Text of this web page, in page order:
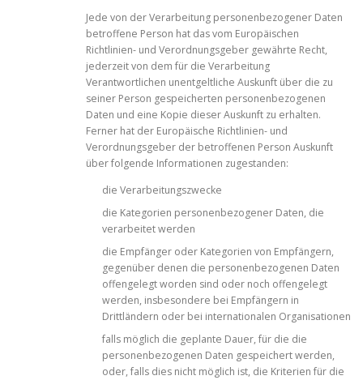
Jede von der Verarbeitung personenbezogener Daten
betroffene Person hat das vom Europäischen
Richtlinien- und Verordnungsgeber gewährte Recht,
jederzeit von dem für die Verarbeitung
Verantwortlichen unentgeltliche Auskunft über die zu
seiner Person gespeicherten personenbezogenen
Daten und eine Kopie dieser Auskunft zu erhalten.
Ferner hat der Europäische Richtlinien- und
Verordnungsgeber der betroffenen Person Auskunft
über folgende Informationen zugestanden:
die Verarbeitungszwecke
die Kategorien personenbezogener Daten, die
verarbeitet werden
die Empfänger oder Kategorien von Empfängern,
gegenüber denen die personenbezogenen Daten
offengelegt worden sind oder noch offengelegt
werden, insbesondere bei Empfängern in
Drittländern oder bei internationalen Organisationen
falls möglich die geplante Dauer, für die die
personenbezogenen Daten gespeichert werden,
oder, falls dies nicht möglich ist, die Kriterien für die